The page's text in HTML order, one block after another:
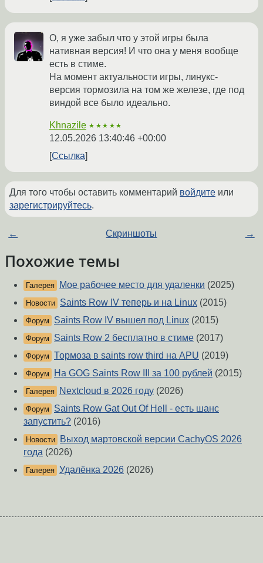
О, я уже забыл что у этой игры была
нативная версия! И что она у меня вообще
есть в стиме.
На момент актуальности игры, линукс-
версия тормозила на том же железе, где под
виндой все было идеально.
Khnazile ★★★★★
12.05.2026 13:40:46 +00:00
Ссылка
Для того чтобы оставить комментарий войдите или
зарегистрируйтесь.
← Скриншоты →
Похожие темы
Галерея Мое рабочее место для удаленки (2025)
Новости Saints Row IV теперь и на Linux (2015)
Форум Saints Row IV вышел под Linux (2015)
Форум Saints Row 2 бесплатно в стиме (2017)
Форум Тормоза в saints row third на APU (2019)
Форум На GOG Saints Row III за 100 рублей (2015)
Галерея Nextcloud в 2026 году (2026)
Форум
Saints Row Gat Out Of Hell - есть шанс
запустить? (2016)
Новости
Выход мартовской версии CachyOS 2026
года (2026)
Галерея Удалёнка 2026 (2026)